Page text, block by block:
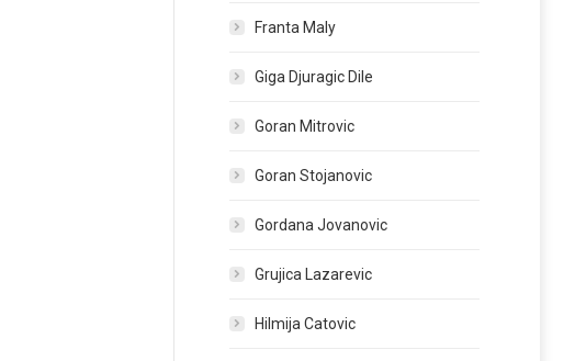
Franta Maly
Giga Djuragic Dile
Goran Mitrovic
Goran Stojanovic
Gordana Jovanovic
Grujica Lazarevic
Hilmija Catovic